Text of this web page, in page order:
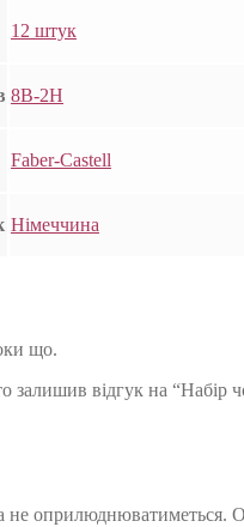
12 штук
8B-2H
Faber-Castell
Німеччина
що.
залишив відгук на “Набір
не оприлюднюватиметься.